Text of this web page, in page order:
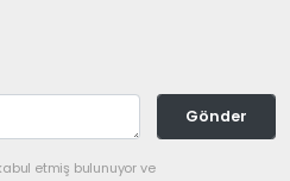
Gönder
etmiş bulunuyor ve